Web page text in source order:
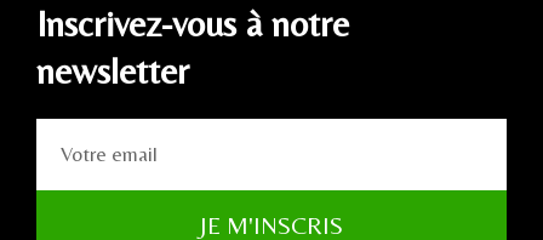
Inscrivez-vous à notre
newsletter
JE M'INSCRIS